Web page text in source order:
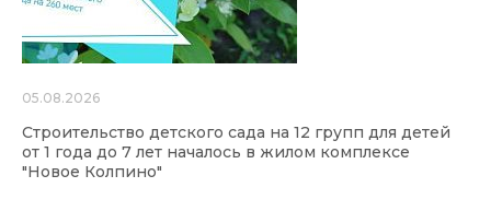
05.08.2026
Строительство детского сада на 12 групп для детей
от 1 года до 7 лет началось в жилом комплексе
"Новое Колпино"